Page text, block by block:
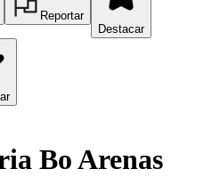
Reportar
Destacar
Bo Arenas